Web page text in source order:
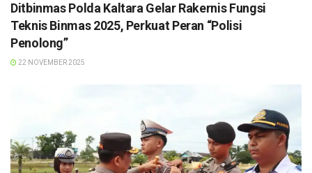
Ditbinmas Polda Kaltara Gelar Rakernis Fungsi
Teknis Binmas 2025, Perkuat Peran “Polisi
Penolong”
22 NOVEMBER 2025